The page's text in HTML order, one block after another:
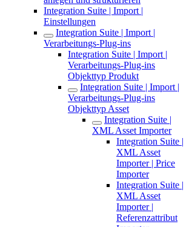
Integration Suite | Import |
Einstellungen
Integration Suite | Import |
Verarbeitungs-Plug-ins
Integration Suite | Import |
Verarbeitungs-Plug-ins
Objekttyp Produkt
Integration Suite | Import |
Verarbeitungs-Plug-ins
Objekttyp Asset
Integration Suite |
XML Asset Importer
Integration Suite |
XML Asset
Importer | Price
Importer
Integration Suite |
XML Asset
Importer |
Referenzattribut